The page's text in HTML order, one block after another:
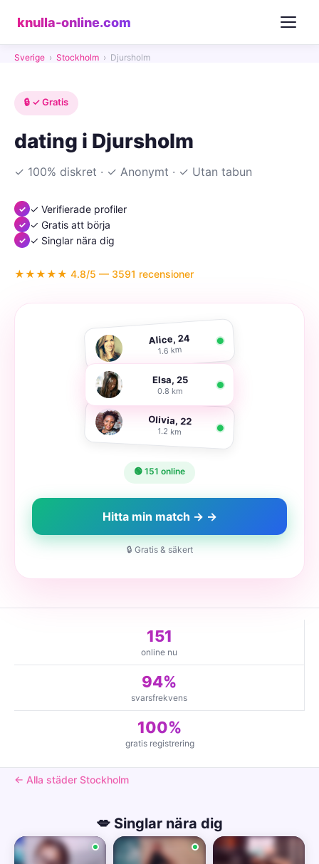
knulla-online.com
Sverige › Stockholm › Djursholm
🔒 ✓ Gratis
dating i Djursholm
✓ 100% diskret · ✓ Anonymt · ✓ Utan tabun
✓ Verifierade profiler
✓ Gratis att börja
✓ Singlar nära dig
★★★★★ 4.8/5 — 3591 recensioner
Alice, 24
1.6 km
Elsa, 25
0.8 km
Olivia, 22
1.2 km
🟢 151 online
Hitta min match → →
🔒 Gratis & säkert
151
online nu
94%
svarsfrekvens
100%
gratis registrering
← Alla städer Stockholm
💋 Singlar nära dig